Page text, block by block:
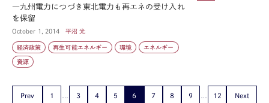
―九州電力につづき東北電力も再エネの受け入れ
を保留
October 1, 2014 平沼 光
経済政策 再生可能エネルギー 環境 エネルギー
資源
Prev 1 3 4 5 6 7 8 9 12 Next